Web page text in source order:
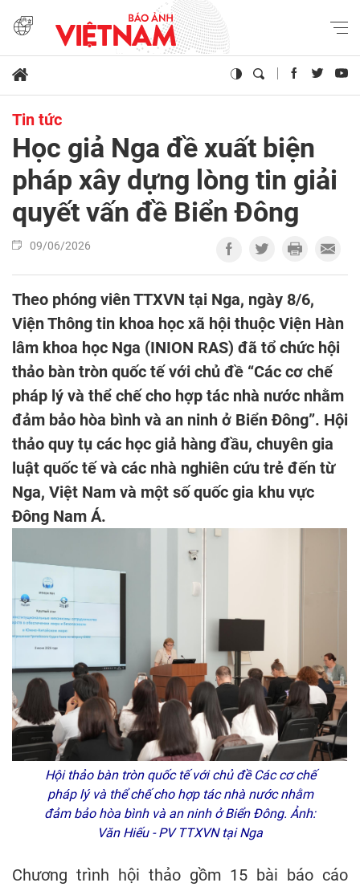
Tin tức
Học giả Nga đề xuất biện
pháp xây dựng lòng tin giải
quyết vấn đề Biển Đông
09/06/2026
Theo phóng viên TTXVN tại Nga, ngày 8/6,
Viện Thông tin khoa học xã hội thuộc Viện Hàn
lâm khoa học Nga (INION RAS) đã tổ chức hội
thảo bàn tròn quốc tế với chủ đề “Các cơ chế
pháp lý và thể chế cho hợp tác nhà nước nhằm
đảm bảo hòa bình và an ninh ở Biển Đông”. Hội
thảo quy tụ các học giả hàng đầu, chuyên gia
luật quốc tế và các nhà nghiên cứu trẻ đến từ
Nga, Việt Nam và một số quốc gia khu vực
Đông Nam Á.
Hội thảo bàn tròn quốc tế với chủ đề Các cơ chế
pháp lý và thể chế cho hợp tác nhà nước nhằm
đảm bảo hòa bình và an ninh ở Biển Đông. Ảnh:
Văn Hiếu - PV TTXVN tại Nga
Chương trình hội thảo gồm 15 bài báo cáo